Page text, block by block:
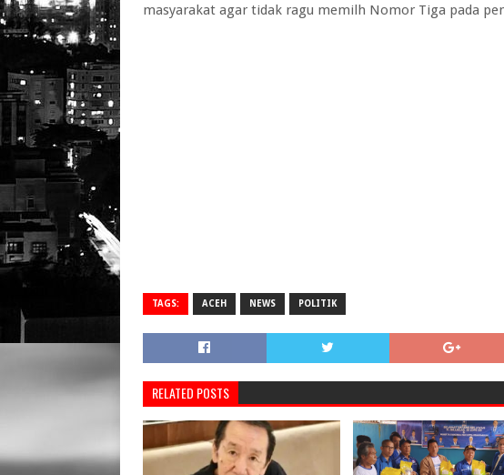
masyarakat agar tidak ragu memilh Nomor Tiga pada
TAGS: ACEH NEWS POLITIK
RELATED POSTS